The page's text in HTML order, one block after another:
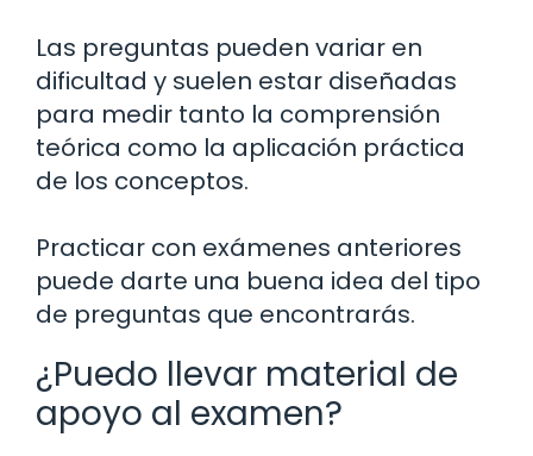
Las preguntas pueden variar en
dificultad y suelen estar diseñadas
para medir tanto la comprensión
teórica como la aplicación práctica
de los conceptos.
Practicar con exámenes anteriores
puede darte una buena idea del tipo
de preguntas que encontrarás.
¿Puedo llevar material de
apoyo al examen?